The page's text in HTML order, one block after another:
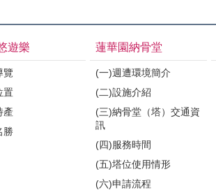
遊樂
覽
置
產
勝
蓮華園納骨堂
(一)週遭環境簡介
(二)設施介紹
(三)納骨堂（塔）交通資
訊
(四)服務時間
(五)塔位使用情形
(六)申請流程